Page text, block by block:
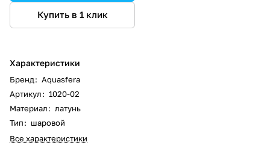
Купить в 1 клик
Характеристики
Бренд: Aquasfera
Артикул: 1020-02
Материал: латунь
Тип: шаровой
Все характеристики